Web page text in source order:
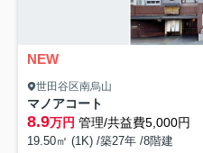
NEW
世田谷区南烏山
マノアコート
8.9万円 管理/共益費5,000円
19.50㎡ (1K) /築27年 /8階建